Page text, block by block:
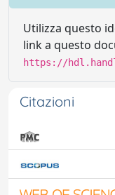
Utilizza questo
link a questo
https://
Citazioni